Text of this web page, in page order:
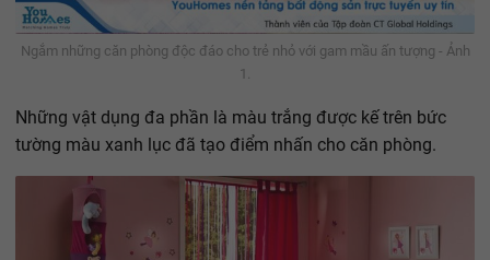
Ngắm những căn phòng độc đáo cho trẻ nhỏ với gam mầu ấn tượng - Ảnh
1.
Những vật dụng đa phần là màu trắng được kế trên bức
tường màu xanh lục đã tạo điểm nhấn cho căn phòng.